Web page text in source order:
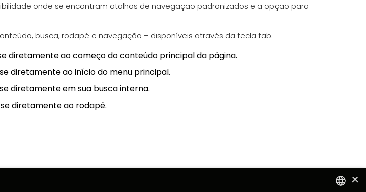
onde se encontram atalhos de navegação padronizados e a opção para
busca, rodapé e navegação – disponíveis através da tecla tab.
diretamente ao começo do conteúdo principal da página.
diretamente ao início do menu principal.
diretamente em sua busca interna.
diretamente ao rodapé.
×